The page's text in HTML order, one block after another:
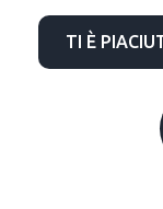
TI È